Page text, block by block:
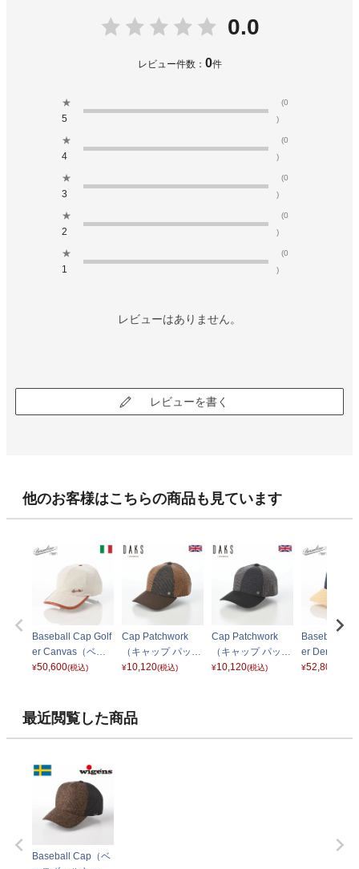
0.0
レビュー件数： 0件
★
5
(0
)
★
4
(0
)
★
3
(0
)
★
2
(0
)
★
1
(0
)
レビューはありません。
レビューを書く
他のお客様はこちらの商品も見ています
Baseball Cap Golf
er Canvas（ベー
スボールキャップ
ラウン
¥50,600(税込)
Cap Patchwork
（キャップ パッチ
ワーク） D1921
¥10,120(税込)
Cap Patchwork
（キャップ パッチ
ワーク） D1921
¥10,120(税込)
Baseball
er Denim（
ボールキャ
¥52,800
最近閲覧した商品
Baseball Cap（ベ